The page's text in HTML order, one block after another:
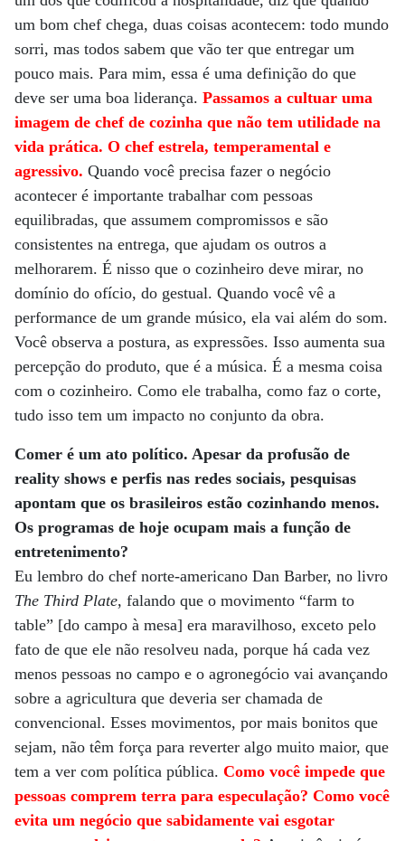
um bom chef chega, duas coisas acontecem: todo mundo
sorri, mas todos sabem que vão ter que entregar um
pouco mais. Para mim, essa é uma definição do que
deve ser uma boa liderança. Passamos a cultuar uma
imagem de chef de cozinha que não tem utilidade na
vida prática. O chef estrela, temperamental e
agressivo. Quando você precisa fazer o negócio
acontecer é importante trabalhar com pessoas
equilibradas, que assumem compromissos e são
consistentes na entrega, que ajudam os outros a
melhorarem. É nisso que o cozinheiro deve mirar, no
domínio do ofício, do gestual. Quando você vê a
performance de um grande músico, ela vai além do som.
Você observa a postura, as expressões. Isso aumenta sua
percepção do produto, que é a música. É a mesma coisa
com o cozinheiro. Como ele trabalha, como faz o corte,
tudo isso tem um impacto no conjunto da obra.
Comer é um ato político. Apesar da profusão de
reality shows e perfis nas redes sociais, pesquisas
apontam que os brasileiros estão cozinhando menos.
Os programas de hoje ocupam mais a função de
entretenimento?
Eu lembro do chef norte-americano Dan Barber, no livro
The Third Plate, falando que o movimento “farm to
table” [do campo à mesa] era maravilhoso, exceto pelo
fato de que ele não resolveu nada, porque há cada vez
menos pessoas no campo e o agronegócio vai avançando
sobre a agricultura que deveria ser chamada de
convencional. Esses movimentos, por mais bonitos que
sejam, não têm força para reverter algo muito maior, que
tem a ver com política pública. Como você impede que
pessoas comprem terra para especulação? Como você
evita um negócio que sabidamente vai esgotar